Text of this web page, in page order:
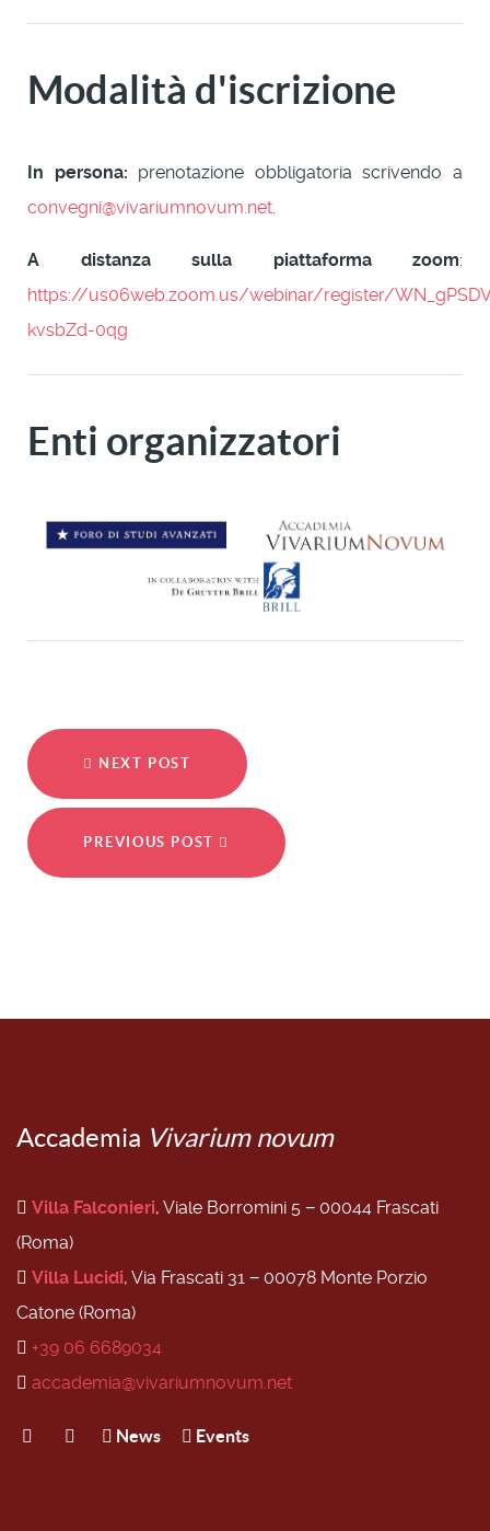
Modalità d'iscrizione
In persona: prenotazione obbligatoria scrivendo a
convegni@vivariumnovum.net
A distanza sulla piattaforma zoom:
https://us06web.zoom.us/webinar/register/
kvsbZd-0qg
Enti organizzatori
NEXT POST
PREVIOUS POST
Accademia Vivarium novum
Villa Falconieri, Viale Borromini 5 − 00044 Frascati
(Roma)
Villa Lucidi, Via Frascati 31 − 00078 Monte Porzio
Catone (Roma)
+39 06 6689034
accademia@vivariumnovum.net
News Events